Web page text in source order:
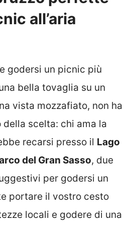
all’aria
godersi un picnic più
bella tovaglia su un
vista mozzafiato, non ha
della scelta: chi ama la
recarsi presso il Lago
del Gran Sasso, due
per godersi un
portare il vostro cesto
locali e godere di una